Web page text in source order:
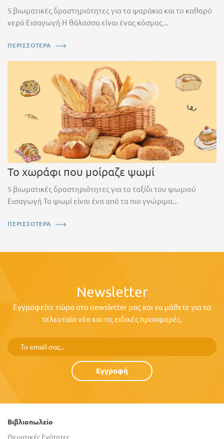
5 βιωματικές δραστηριότητες για τα ψαράκια και το καθαρό
νερό Εισαγωγή Η θάλασσα είναι ένας κόσμος...
ΠΕΡΙΣΣΟΤΕΡΑ
Το χωράφι που μοίραζε ψωμί
5 βιωματικές δραστηριότητες για το ταξίδι του ψωμιού
Εισαγωγή Το ψωμί είναι ένα από τα πιο γνώριμα...
ΠΕΡΙΣΣΟΤΕΡΑ
Newsletter
Εγγραφείτε τώρα στο newsletter μας και να μάθετε για τα
τελευταία νέα και τις ειδικές προσφορές.
Εγγραφή
Βιβλιοπωλείο
Θεματικές Ενότητες